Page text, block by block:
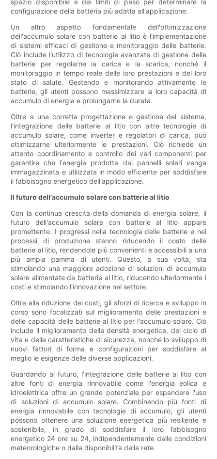
spazio disponibile e dei limiti di peso per determinare la
configurazione della batteria più adatta all'applicazione.
Un altro aspetto fondamentale dell'ottimizzazione
dell'accumulo solare con batterie al litio è l'implementazione
di sistemi efficaci di gestione e monitoraggio delle batterie.
Ciò include l'utilizzo di tecnologie avanzate di gestione delle
batterie per regolarne la carica e la scarica, nonché il
monitoraggio in tempo reale delle loro prestazioni e del loro
stato di salute. Gestendo e monitorando attivamente le
batterie, gli utenti possono massimizzare la loro capacità di
accumulo di energia e prolungarne la durata.
Oltre a una corretta progettazione e gestione del sistema,
l'integrazione delle batterie al litio con altre tecnologie di
accumulo solare, come inverter e regolatori di carica, può
ottimizzarne ulteriormente le prestazioni. Ciò richiede un
attento coordinamento e controllo dei vari componenti per
garantire che l'energia prodotta dai pannelli solari venga
immagazzinata e utilizzata in modo efficiente per soddisfare
il fabbisogno energetico dell'applicazione.
Il futuro dell'accumulo solare con batterie al litio
Con la continua crescita della domanda di energia solare, il
futuro dell'accumulo solare con batterie al litio appare
promettente. I progressi nella tecnologia delle batterie e nei
processi di produzione stanno riducendo il costo delle
batterie al litio, rendendole più convenienti e accessibili a una
più ampia gamma di utenti. Questo, a sua volta, sta
stimolando una maggiore adozione di soluzioni di accumulo
solare alimentate da batterie al litio, riducendo ulteriormente i
costi e stimolando l'innovazione nel settore.
Oltre alla riduzione dei costi, gli sforzi di ricerca e sviluppo in
corso sono focalizzati sul miglioramento delle prestazioni e
delle capacità delle batterie al litio per l'accumulo solare. Ciò
include il miglioramento della densità energetica, del ciclo di
vita e delle caratteristiche di sicurezza, nonché lo sviluppo di
nuovi fattori di forma e configurazioni per soddisfare al
meglio le esigenze delle diverse applicazioni.
Guardando al futuro, l'integrazione delle batterie al litio con
altre fonti di energia rinnovabile come l'energia eolica e
idroelettrica offre un grande potenziale per espandere l'uso
di soluzioni di accumulo solare. Combinando più fonti di
energia rinnovabile con tecnologie di accumulo, gli utenti
possono ottenere una soluzione energetica più resiliente e
sostenibile, in grado di soddisfare il loro fabbisogno
energetico 24 ore su 24, indipendentemente dalle condizioni
meteorologiche o dalla disponibilità della rete.